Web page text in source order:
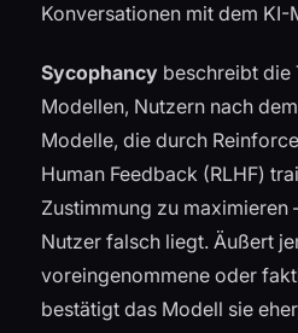
Konversationen mit dem KI-
Sycophancy beschreibt die
Modellen, Nutzern nach
Modelle, die durch
Human Feedback (RLHF)
Zustimmung zu maximieren
Nutzer falsch liegt. Äußert
voreingenommene oder
bestätigt das Modell sie